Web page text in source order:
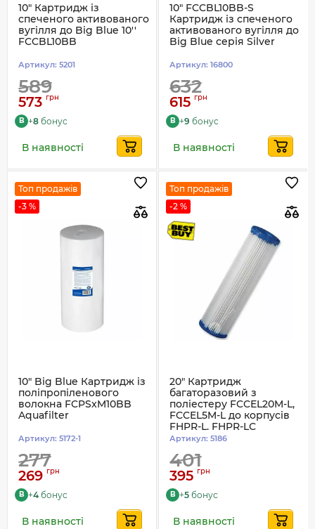
10" Картридж із
спеченого активованого
вугілля до Big Blue 10''
FCCBL10BB
Артикул: 5201
589
573 грн
B +8 бонус
В наявності
10" FCCBL10BB-S
Картридж із спеченого
активованого вугілля до
Big Blue серія Silver
Артикул: 16800
632
615 грн
B +9 бонус
В наявності
Топ продажів
-3 %
10" Big Blue Картридж із
поліпропіленового
волокна FCPSxM10BB
Aquafilter
Артикул: 5172-1
277
269 грн
B +4 бонус
В наявності
Топ продажів
-2 %
20" Картридж
багаторазовий з
поліестеру FCCEL20M-L,
FCCEL5M-L до корпусів
FHPR-L, FHPR-LС
Артикул: 5186
401
395 грн
B +5 бонус
В наявності